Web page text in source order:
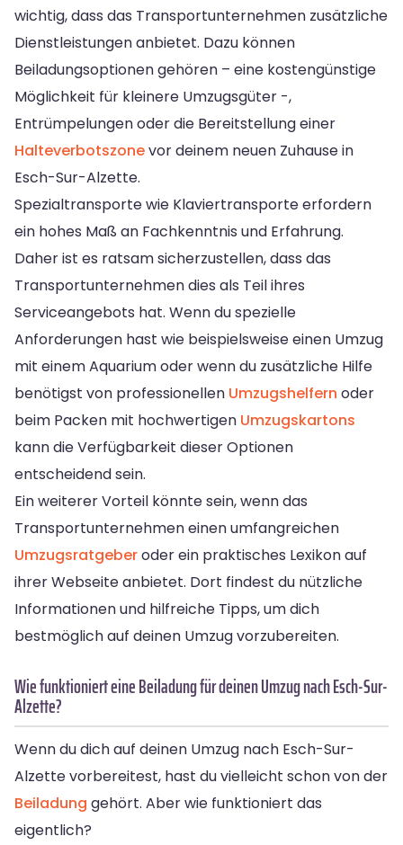
wichtig, dass das Transportunternehmen zusätzliche
Dienstleistungen anbietet. Dazu können
Beiladungsoptionen gehören – eine kostengünstige
Möglichkeit für kleinere Umzugsgüter -,
Entrümpelungen oder die Bereitstellung einer
Halteverbotszonevor deinem neuen Zuhause in
Esch-Sur-Alzette.
Spezialtransporte wie Klaviertransporte erfordern
ein hohes Maß an Fachkenntnis und Erfahrung.
Daher ist es ratsam sicherzustellen, dass das
Transportunternehmen dies als Teil ihres
Serviceangebots hat. Wenn du spezielle
Anforderungen hast wie beispielsweise einen Umzug
mit einem Aquarium oder wenn du zusätzliche Hilfe
benötigst von professionellen Umzugshelfern oder
beim Packen mit hochwertigen Umzugskartons
kann die Verfügbarkeit dieser Optionen
entscheidend sein.
Ein weiterer Vorteil könnte sein, wenn das
Transportunternehmen einen umfangreichen
Umzugsratgeberoder ein praktisches Lexikon auf
ihrer Webseite anbietet. Dort findest du nützliche
Informationen und hilfreiche Tipps, um dich
bestmöglich auf deinen Umzug vorzubereiten.
Wie funktioniert eine Beiladung für deinen Umzug nach Esch-Sur-
Alzette?
Wenn du dich auf deinen Umzug nach Esch-Sur-
Alzette vorbereitest, hast du vielleicht schon von der
Beiladung gehört. Aber wie funktioniert das
eigentlich?